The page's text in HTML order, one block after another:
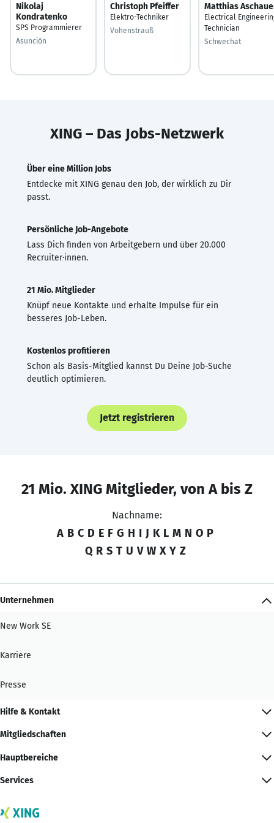
Nikolaj
Kondratenko
SPS Programmierer
Asunción
Christoph Pfeiffer
Elektro-Techniker
Vohenstrauß
Matthias
Electrical
Technician
Schwechat
XING – Das Jobs-Netzwerk
Über eine Million Jobs
Entdecke mit XING genau den Job, der wirklich zu Dir
passt.
Persönliche Job-Angebote
Lass Dich finden von Arbeitgebern und über 20.000
Recruiter·innen.
21 Mio. Mitglieder
Knüpf neue Kontakte und erhalte Impulse für ein
besseres Job-Leben.
Kostenlos profitieren
Schon als Basis-Mitglied kannst Du Deine Job-Suche
deutlich optimieren.
Jetzt registrieren
21 Mio. XING Mitglieder, von A bis Z
Nachname:
A B C D E F G H I J K L M N O P
Q R S T U V W X Y Z
Unternehmen
New Work SE
Karriere
Presse
Hilfe & Kontakt
Mitgliedschaften
Hauptbereiche
Services